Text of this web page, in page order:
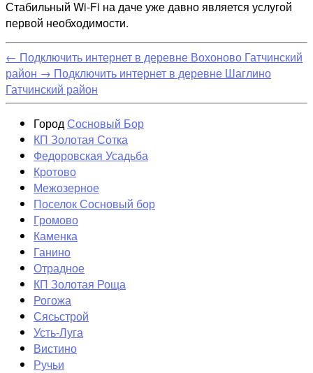
Стабильный Wi-Fi на даче уже давно является услугой
первой необходимости.
← Подключить интернет в деревне Вохоново Гатчинский
район → Подключить интернет в деревне Шаглино
Гатчинский район
ГородСосновый Бор
КП Золотая Сотка
Федоровская Усадьба
Кротово
Межозерное
Поселок Сосновый бор
Громово
Каменка
Ганино
Отрадное
КП Золотая Роща
Рогожа
Сясьстрой
Усть-Луга
Вистино
Ручьи